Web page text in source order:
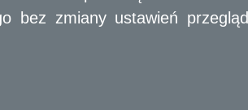
wykorzystywania wyrobów zawierających azbest
były lub są wykorzystywane wyroby zawierające
elektronicznego.
bez zmiany ustawień